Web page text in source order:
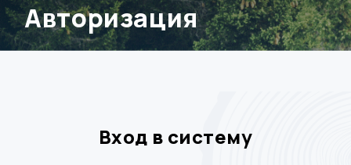
Авторизация
Вход в систему